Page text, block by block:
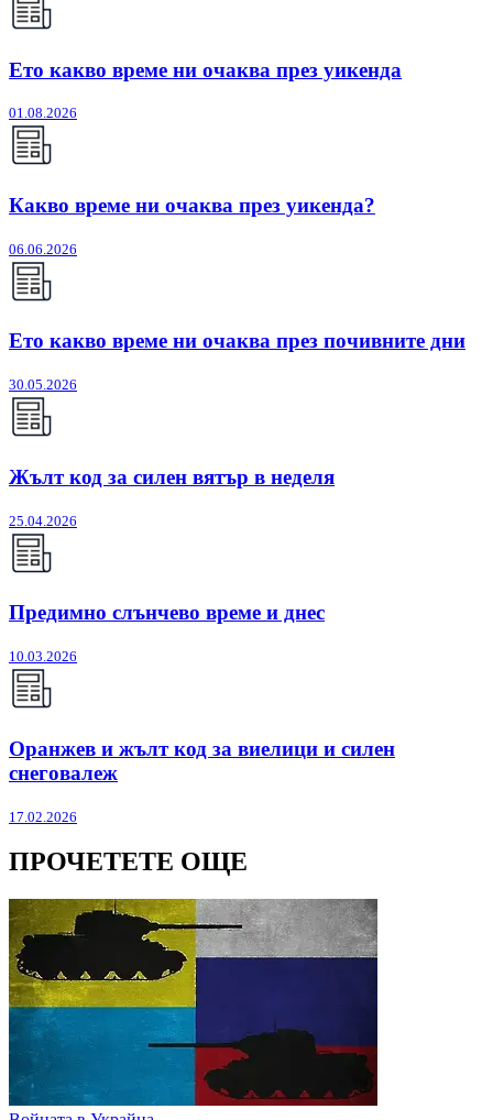
Ето какво време ни очаква през уикенда
01.08.2026
Какво време ни очаква през уикенда?
06.06.2026
Ето какво време ни очаква през почивните дни
30.05.2026
Жълт код за силен вятър в неделя
25.04.2026
Предимно слънчево време и днес
10.03.2026
Оранжев и жълт код за виелици и силен
снеговалеж
17.02.2026
ПРОЧЕТЕТЕ ОЩЕ